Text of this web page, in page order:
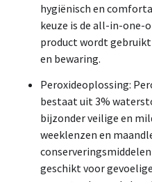
hygiënisch en
keuze is de all-in-
product wordt
en bewaring.
Peroxideoplossing:
bestaat uit 3%
bijzonder veilige en
weeklenzen en
geschikt voor